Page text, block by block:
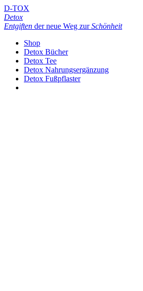
D-TOX
Detox
Entgiften der neue Weg zurSchönheit
Shop
Detox Bücher
Detox Tee
Detox Nahrungsergänzung
Detox Fußpflaster